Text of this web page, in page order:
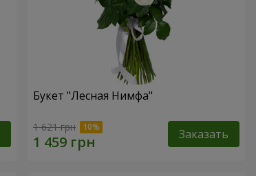
Букет "Лесная Нимфа"
1 621 грн Заказать